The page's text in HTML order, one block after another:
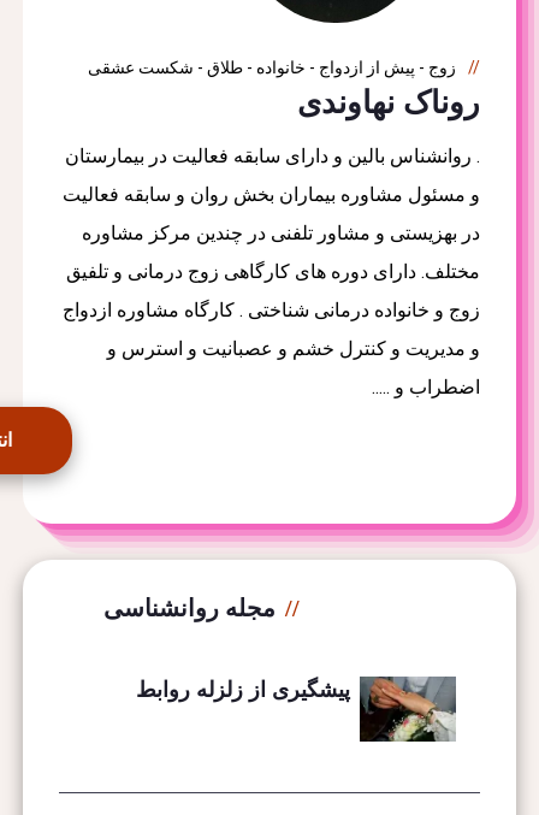
زوج - پیش از ازدواج - خانواده - طلاق - شکست عشقی
روناک نهاوندی
. روانشناس بالین و دارای سابقه فعالیت در بیمارستان
و مسئول مشاوره بیماران بخش روان و سابقه فعالیت
در بهزیستی و مشاور تلفنی در چندین مرکز مشاوره
مختلف. دارای دوره های کارگاهی زوج درمانی و تلفیق
زوج و خانواده درمانی شناختی . کارگاه مشاوره ازدواج
و مدیریت و کنترل خشم و عصبانیت و استرس و
اضطراب و .....
مجله روانشناسی
پیشگیری از زلزله روابط